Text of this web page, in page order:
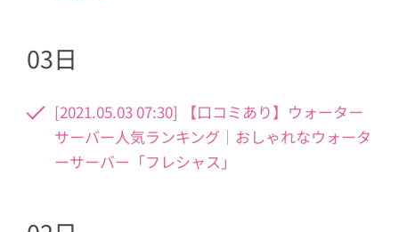
03日
[2021.05.03 07:30] 【口コミあり】ウォーター
サーバー人気ランキング｜おしゃれなウォータ
ーサーバー「フレシャス」